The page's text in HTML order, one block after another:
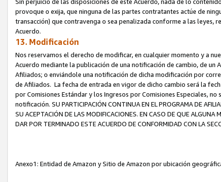
Sin perjuicio de las disposiciones de este Acuerdo, nada de lo
provoque o exija, que ninguna de las partes contratantes actúe de
transacción) que contravenga o sea penalizada conforme a las leyes,
Acuerdo.
13. Modificación
Nos reservamos el derecho de modificar, en cualquier momento y a
Acuerdo mediante la publicación de una notificación de cambio, de
Afiliados; o enviándole una notificación de dicha modificación por
de Afiliados. La fecha de entrada en vigor de dicho cambio será la
por Comisiones Estándar y los Ingresos por Comisiones Especiales,
notificación. SU PARTICIPACIÓN CONTINUA EN EL PROGRAMA DE
SU ACEPTACIÓN DE LAS MODIFICACIONES. EN CASO DE QUE ALGUNA
DAR POR TERMINADO ESTE ACUERDO DE CONFORMIDAD CON LA
Anexo1: Entidad de Amazon y Sitio de Amazon por ubicación